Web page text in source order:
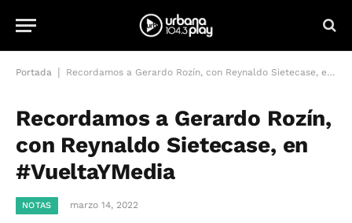
Portada Recordamos a Gerardo Rozín, con Reynaldo Sietecase, en #VueltaYMedia
Recordamos a Gerardo Rozín,
con Reynaldo Sietecase, en
#VueltaYMedia
NOTAS marzo 14, 2022